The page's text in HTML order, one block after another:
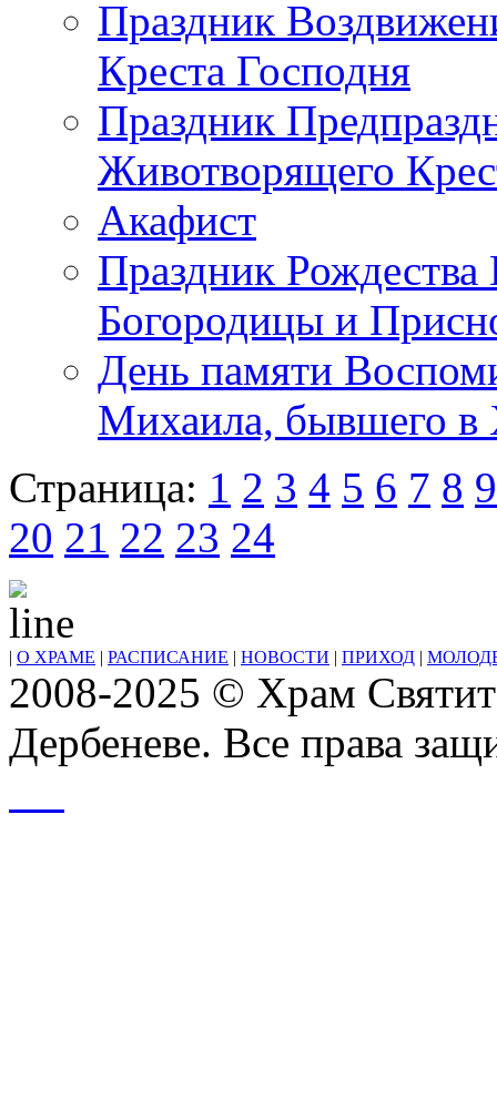
Праздник
Креста Господня
Праздник
Животворящего
Акафист
Праздник
Богородицы и
День памяти
Михаила, бывшего в
Страница: 1 2 3 4 5 6 7 8 9
20 21 22 23 24
| О ХРАМЕ | РАСПИСАНИЕ | НОВОСТИ | ПРИХОД |
2008-2025 © Храм
Дербеневе. Все права